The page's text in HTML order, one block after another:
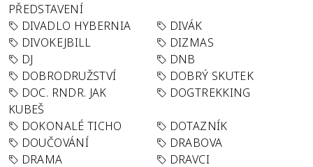
PŘEDSTAVENÍ
DIVADLO HYBERNIA
DIVÁK
DIVOKEJBILL
DIZMAS
DJ
DNB
DOBRODRUŽSTVÍ
DOBRÝ SKUTEK
DOC. RNDR. JAK
KUBEŠ
DOGTREKKING
DOKONALÉ TICHO
DOTAZNÍK
DOUČOVÁNÍ
DRABOVA
DRAMA
DRAVCI